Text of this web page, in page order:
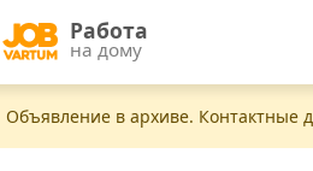
Работа
на дому
Объявление в apxивe. Контактные